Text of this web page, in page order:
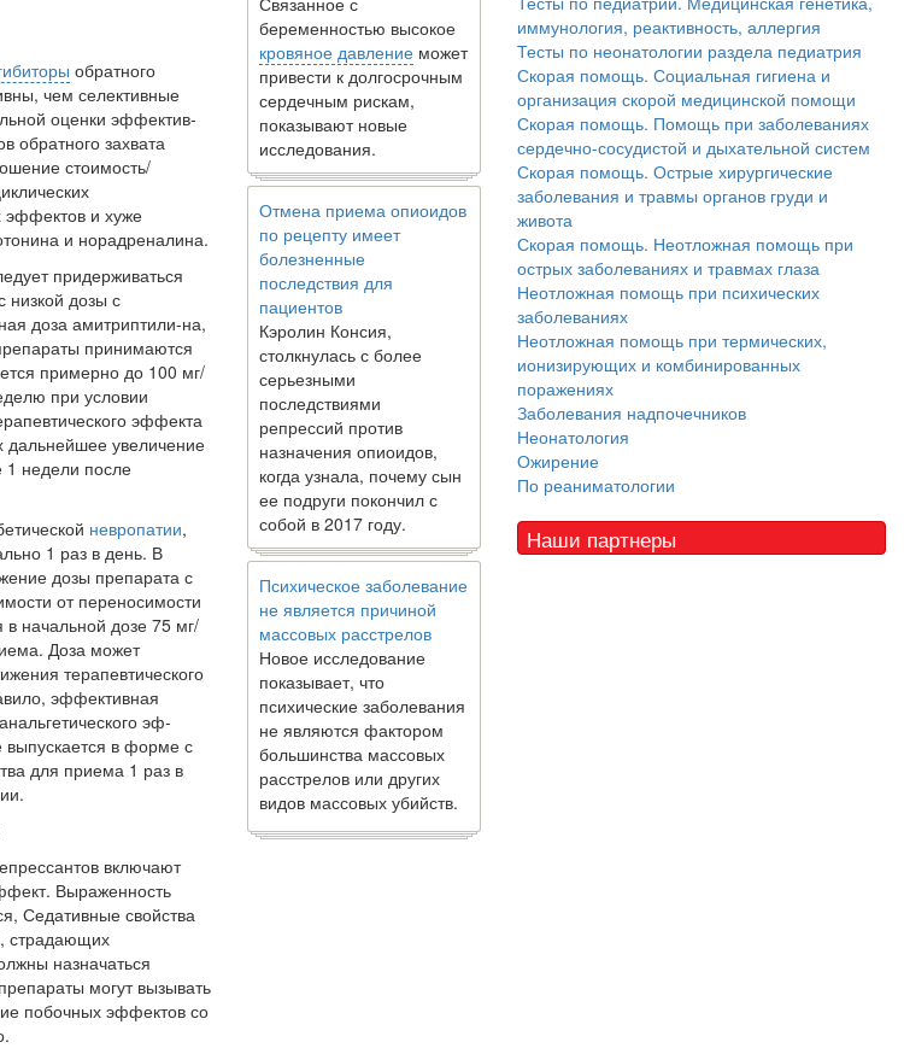
обратного
чем селективные
оценки эффектив­
обратного захвата
стоимость/
эффектов и хуже
и норадреналина.
придерживаться
низкой дозы с
доза амитриптили-на,
принимаются
примерно до 100 мг/
при ус­ловии
эффекта
увеличение
1 недели после
невропатии,
1 раз в день. В
дозы препарата с
от переносимости
на­чальной дозе 75 мг/
Доза может
терапевтического
эффективная
эф­
выпускается в форме с
для приема 1 раз в
включают
Выраженность
Седативные свойства
страдающих
назначаться
могут вызы­вать
побочных эффектов со
беременностью высокое
кровяное давление может
привести к долгосрочным
сердечным рискам,
показывают новые
исследования.
Отмена приема опиоидов
по рецепту имеет
болезненные
последствия для
пациентов
Кэролин Консия,
столкнулась с более
серьезными
последствиями
репрессий против
назначения опиоидов,
когда узнала, почему сын
ее подруги покончил с
собой в 2017 году.
Психическое заболевание
не является причиной
массовых расстрелов
Новое исследование
показывает, что
психические заболевания
не являются фактором
большинства массовых
расстрелов или других
видов массовых убийств.
иммунология, реактивность, аллергия
Тесты по неонатологии раздела педиатрия
Скорая помощь. Социальная гигиена и
организация скорой медицинской помощи
Скорая помощь. Помощь при заболеваниях
сердечно-сосудистой и дыхательной систем
Скорая помощь. Острые хирургические
заболевания и травмы органов груди и
живота
Скорая помощь. Неотложная помощь при
острых заболеваниях и травмах глаза
Неотложная помощь при психических
заболеваниях
Неотложная помощь при термических,
ионизирующих и комбинированных
поражениях
Заболевания надпочечников
Неонатология
Ожирение
По реаниматологии
Наши партнеры